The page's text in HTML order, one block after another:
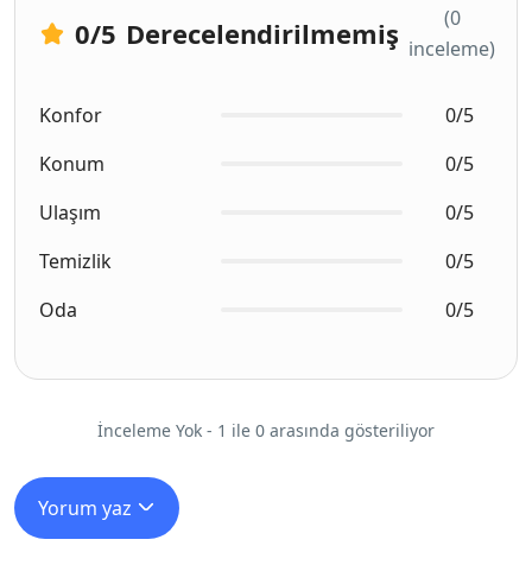
0/5 Derecelendirilmemiş
(0
inceleme)
Konfor
0/5
Konum
0/5
Ulaşım
0/5
Temizlik
0/5
Oda
0/5
İnceleme Yok - 1 ile 0 arasında gösteriliyor
Yorum yaz